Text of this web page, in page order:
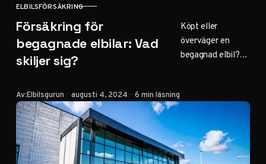
KATEGORI
ELBILSFÖRSÄKRING
Försäkring för
begagnade elbilar: Vad
skiljer sig?
Köpt eller
överväger en
begagnad elbil?
säkrar bästa
möjliga skydd.
Av:Elbilsgurun Publicerad
augusti 4, 2024 6 min läsning